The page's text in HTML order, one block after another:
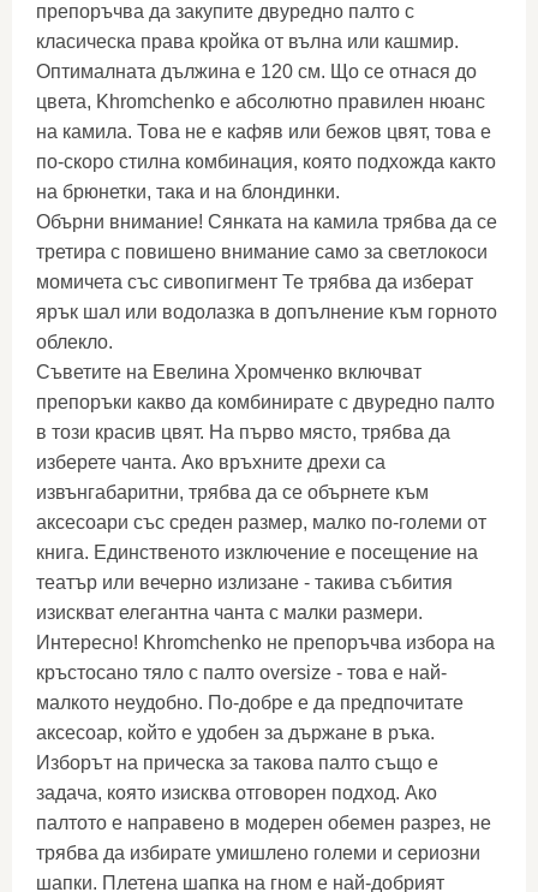
препоръчва да закупите двуредно палто с
класическа права кройка от вълна или кашмир.
Оптималната дължина е 120 см. Що се отнася до
цвета, Khromchenko е абсолютно правилен нюанс
на камила. Това не е кафяв или бежов цвят, това е
по-скоро стилна комбинация, която подхожда както
на брюнетки, така и на блондинки.
Обърни внимание! Сянката на камила трябва да се
третира с повишено внимание само за светлокоси
момичета със сивопигмент Те трябва да изберат
ярък шал или водолазка в допълнение към горното
облекло.
Съветите на Евелина Хромченко включват
препоръки какво да комбинирате с двуредно палто
в този красив цвят. На първо място, трябва да
изберете чанта. Ако връхните дрехи са
извънгабаритни, трябва да се обърнете към
аксесоари със среден размер, малко по-големи от
книга. Единственото изключение е посещение на
театър или вечерно излизане - такива събития
изискват елегантна чанта с малки размери.
Интересно! Khromchenko не препоръчва избора на
кръстосано тяло с палто oversize - това е най-
малкото неудобно. По-добре е да предпочитате
аксесоар, който е удобен за държане в ръка.
Изборът на прическа за такова палто също е
задача, която изисква отговорен подход. Ако
палтото е направено в модерен обемен разрез, не
трябва да избирате умишлено големи и сериозни
шапки. Плетена шапка на гном е най-добрият